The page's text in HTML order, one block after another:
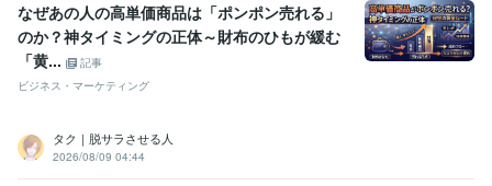
なぜあの人の高単価商品は「ポンポン売れる」
のか？神タイミングの正体～財布のひもが緩む
「黄...
記事
ビジネス・マーケティング
タク｜脱サラさせる人
2026/08/09 04:44